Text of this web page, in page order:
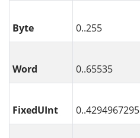
Byte 0..255
Word 0..65535
FixedUInt 0..4294967295